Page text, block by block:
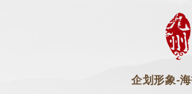
企划形象-